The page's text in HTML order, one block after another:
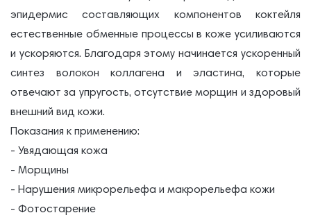
эпидермис составляющих компонентов коктейля
естественные обменные процессы в коже усиливаются
и ускоряются. Благодаря этому начинается ускоренный
синтез волокон коллагена и эластина, которые
отвечают за упругость, отсутствие морщин и здоровый
внешний вид кожи.
Показания к применению:
- Увядающая кожа
- Морщины
- Нарушения микрорельефа и макрорельефа кожи
- Фотостарение